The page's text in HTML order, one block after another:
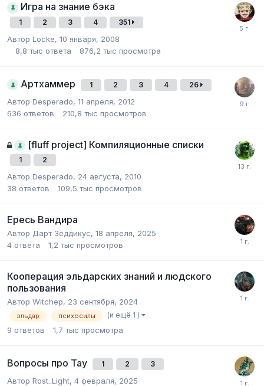
Игра на знание бэка
1 2 3 4 351
Автор Locke, 10 января, 2008
8,8 тыс ответа 876,2 тыс просмотра
Артхаммер 1 2 3 4 26
Автор Desperado, 11 апреля, 2012
636 ответов 210,8 тыс просмотров
[fluff project] Компиляционные списки
1 2
Автор Desperado, 24 августа, 2010
38 ответов 109,5 тыс просмотров
Ересь Вандира
Автор Дарт Зеддикус, 18 апреля, 2025
4 ответа 1,2 тыс просмотров
Кооперация эльдарских знаний и людского
пользования
Автор Witchep, 23 сентября, 2024
эльдар психосилы (и ещё 1 )
9 ответов 1,7 тыс просмотра
Вопросы про Тау 1 2 3
Автор Rost_Light, 4 февраля, 2025